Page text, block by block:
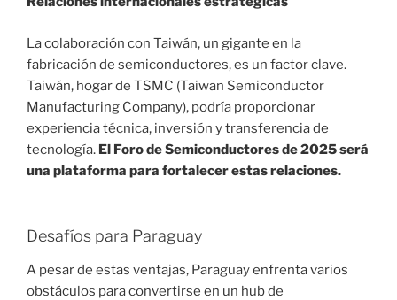
La colaboración con Taiwán, un gigante en la
fabricación de semiconductores, es un factor clave.
Taiwán, hogar de TSMC (Taiwan Semiconductor
Manufacturing Company), podría proporcionar
experiencia técnica, inversión y transferencia de
tecnología. El Foro de Semiconductores de 2025 será
una plataforma para fortalecer estas relaciones.
Desafíos para Paraguay
A pesar de estas ventajas, Paraguay enfrenta varios
obstáculos para convertirse en un hub de